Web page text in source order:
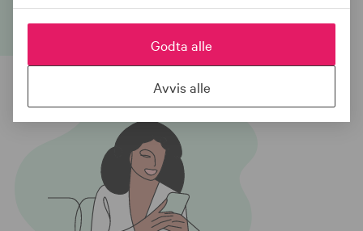
Godta alle
Avvis alle